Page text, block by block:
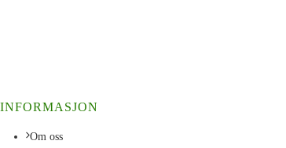
INFORMASJON
Om oss